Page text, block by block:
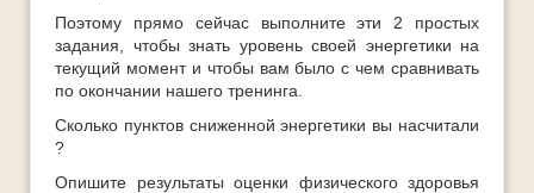
Поэтому прямо сейчас выполните эти 2 простых
задания, чтобы знать уровень своей энергетики на
текущий момент и чтобы вам было с чем сравнивать
по окончании нашего тренинга.
Сколько пунктов сниженной энергетики вы насчитали
?
Опишите результаты оценки физического здоровья